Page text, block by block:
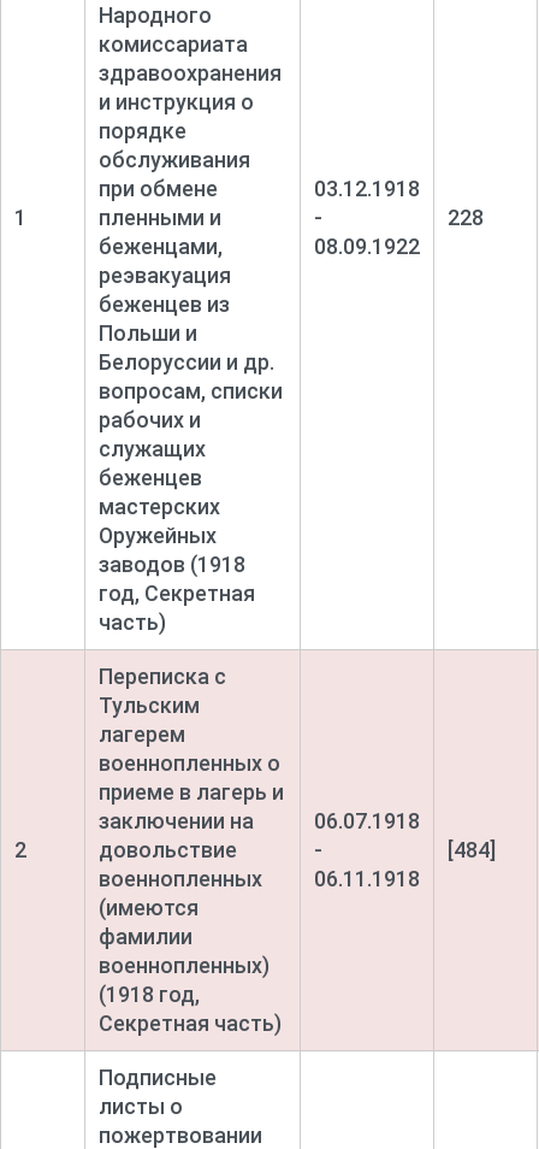
1
Народного
комиссариата
здравоохранения
и инструкция о
порядке
обслуживания
при обмене
пленными и
беженцами,
реэвакуация
беженцев из
Польши и
Белоруссии и др.
вопросам, списки
рабочих и
служащих
беженцев
мастерских
Оружейных
заводов (1918
год, Секретная
часть)
03.12.1918
-
08.09.1922
228
2
Переписка с
Тульским
лагерем
военнопленных о
приеме в лагерь и
заключении на
довольствие
военнопленных
(имеются
фамилии
военнопленных)
(1918 год,
Секретная часть)
06.07.1918
-
06.11.1918
[484]
Подписные
листы о
пожертвовании